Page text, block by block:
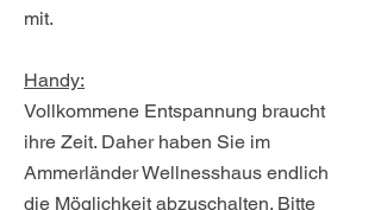
mit.
Handy:
Vollkommene Entspannung braucht
ihre Zeit. Daher haben Sie im
Ammerländer Wellnesshaus endlich
die Möglichkeit abzuschalten. Bitte